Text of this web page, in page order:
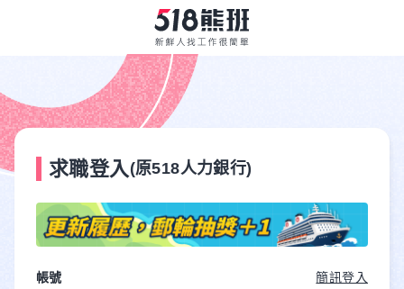
求職登入 (原518人力銀行)
帳號 簡訊登入